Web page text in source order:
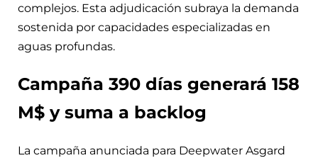
complejos. Esta adjudicación subraya la demanda
sostenida por capacidades especializadas en
aguas profundas.
Campaña 390 días generará 158
M$ y suma a backlog
La campaña anunciada para Deepwater Asgard